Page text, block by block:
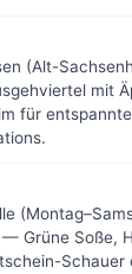
(Alt-
mit
für
Grüne Soße,